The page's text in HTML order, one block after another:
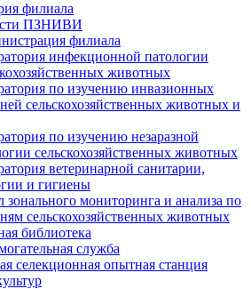
филиала
ПЗНИВИ
филиала
инфекционной патологии
животных
по изучению инвазионных
сельскохозяйственных животных и
по изучению незаразной
сельскохозяйственных животных
ветеринарной санитарии,
и гигиены
зонального мониторинга и анализа по
сельскохозяйственных животных
библиотека
служба
селекционная опытная станция